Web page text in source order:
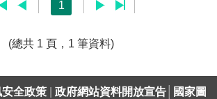
1
(總共 1 頁，1 筆資料)
安全政策 政府網站資料開放宣告
國家圖